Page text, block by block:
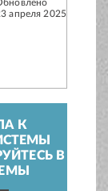
апреля 2025
К
В